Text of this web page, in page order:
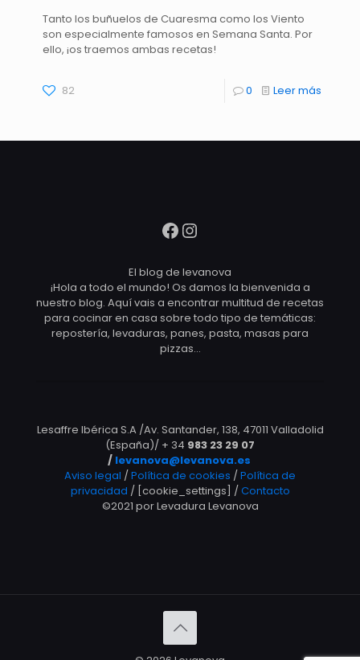
Tanto los buñuelos de Cuaresma como los Viento
son especialmente famosos en Semana Santa. Por
ello, ¡os traemos ambas recetas!
82 0 Leer más
Facebook
Instagram
El blog de levanova
¡Hola a todo el mundo! Os damos la bienvenida a
nuestro blog. Aquí vais a encontrar multitud de recetas
para cocinar en casa sobre todo tipo de temáticas:
repostería, levaduras, panes, pasta, masas para
pizzas…
Lesaffre Ibérica S.A /Av. Santander, 138, 47011 Valladolid
(España)/ + 34 983 23 29 07
/ levanova@levanova.es
Aviso legal /Política de cookies /Política de
privacidad / [cookie_settings] /Contacto
©2021 por Levadura Levanova